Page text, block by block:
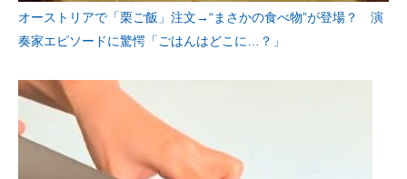
ちょっと気になるネットの話題
オーストリアで「栗ご飯」注文→“まさかの食べ物”が登場？ 演
奏家エピソードに驚愕「ごはんはどこに…？」